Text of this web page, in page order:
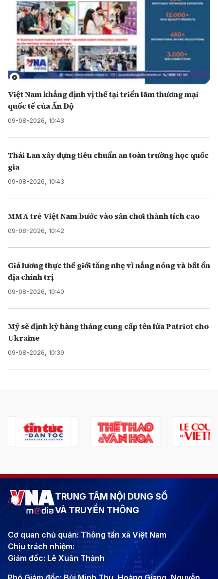
Việt Nam khẳng định vị thế tại triển lãm thương mại
quốc tế của Ấn Độ
09-08-2026, 10:43
Thái Lan xây dựng tiêu chuẩn an toàn trường học quốc
gia
09-08-2026, 10:43
MMA trẻ Việt Nam bước vào sân chơi thành tích cao
09-08-2026, 10:42
Giá lương thực thế giới tăng nhẹ vì nắng nóng và bất ổn
địa chính trị
09-08-2026, 10:40
Mỹ sẽ định kỳ hàng tháng cung cấp tên lửa Patriot cho
Ukraine
09-08-2026, 10:39
TRUNG TÂM NỘI DUNG SỐ
VÀ TRUYỀN THÔNG
Cơ quan chủ quản: Thông tấn xã Việt Nam
Chịu trách nhiệm:
Giám đốc: Lê Xuân Thành